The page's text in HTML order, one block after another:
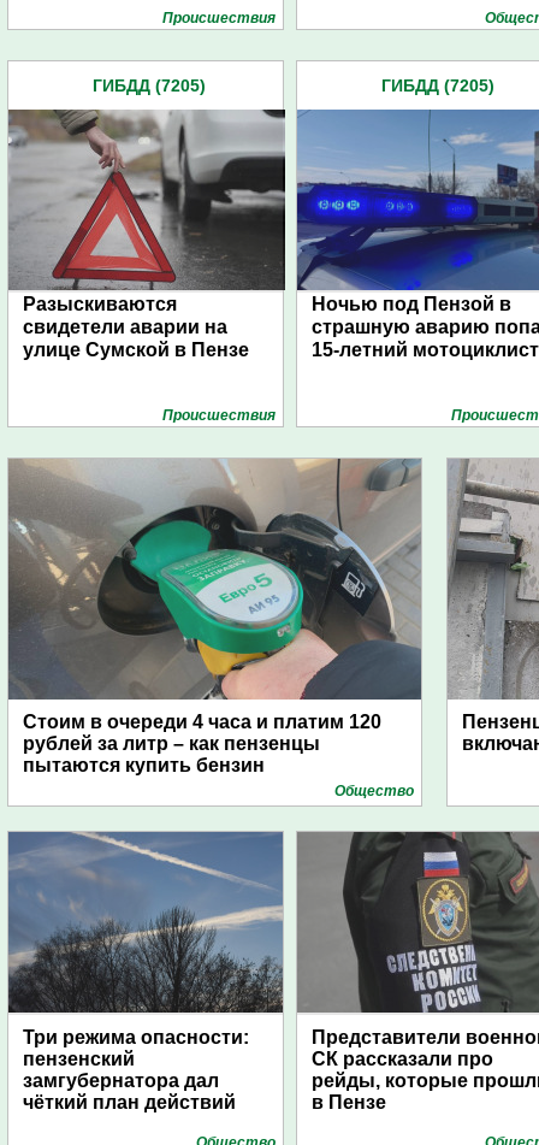
Проиcшествия
ГИБДД (7205)
Разыскиваются
свидетели аварии на
улице Сумской в Пензе
Проиcшествия
ГИБДД (7205)
Ночью под Пензой в
страшную аварию
15-летний мотоциклист
Стоим в очереди 4 часа и платим 120
рублей за литр – как пензенцы
пытаются купить бензин
Общество
Три режима опасности:
пензенский
замгубернатора дал
чёткий план действий
Представители
СК рассказали про
рейды, которые
в Пензе